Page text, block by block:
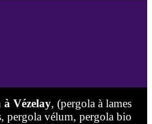
à Vézelay, (pergola à lames
pergola vélum, pergola bio